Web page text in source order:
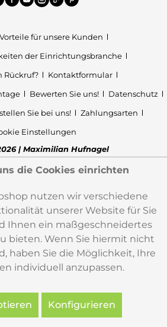
Vorteile für unsere Kunden
der Einrichtungsbranche
Rückruf?
Kontaktformular
Bewerten Sie uns!
Datenschutz
Sie bei uns!
Zahlungsarten
Einstellungen
| Maximilian Hufnagel
die Cookies einrichten
nutzen wir verschiedene
unserer Website für Sie
Ihnen ein maßgeschneidertes
bieten. Wenn Sie hiermit nicht
haben Sie die Möglichkeit, Ihre
individuell anzupassen.
Konfigurieren